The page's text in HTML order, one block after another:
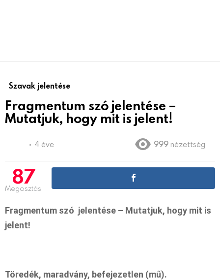
Szavak jelentése
Fragmentum szó jelentése –
Mutatjuk, hogy mit is jelent!
4 éve 999 nézettség
87
Megosztás
Fragmentum szó jelentése – Mutatjuk, hogy mit is
jelent!
Töredék, maradvány, befejezetlen (mű).